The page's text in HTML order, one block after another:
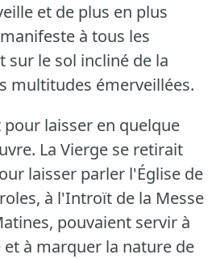
et de plus en plus
à tous les
sur le sol incliné de la
multitudes émerveillées.
pour laisser en quelque
La Vierge se retirait
laisser parler l'Église de
à l'Introït de la Messe
pouvaient servir à
à marquer la nature de